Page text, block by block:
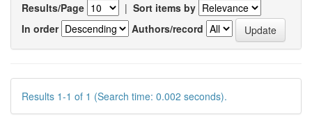
Results/Page | Sort items by
In order
Authors/record
Results 1-1 of 1 (Search time: 0.002 seconds).